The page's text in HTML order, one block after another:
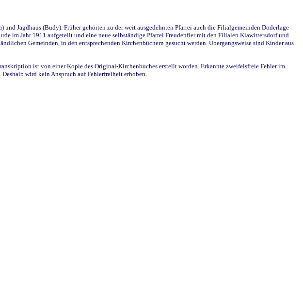
Jagdhaus (Budy). Früher gehörten zu der weit ausgedehnten Pfarrei auch die Filialgemeinden Doderlage
im Jahr 1911 aufgeteilt und eine neue selbständige Pfarrei Freudenfier mit den Filialen Klawittersdorf und
Gemeinden, in den entsprechenden Kirchenbüchern gesucht werden. Übergangsweise sind Kinder aus
ist von einer Kopie des Original-Kirchenbuches erstellt worden. Erkannte zweifelsfreie Fehler im
wird kein Anspruch auf Fehlerfreiheit erhoben.